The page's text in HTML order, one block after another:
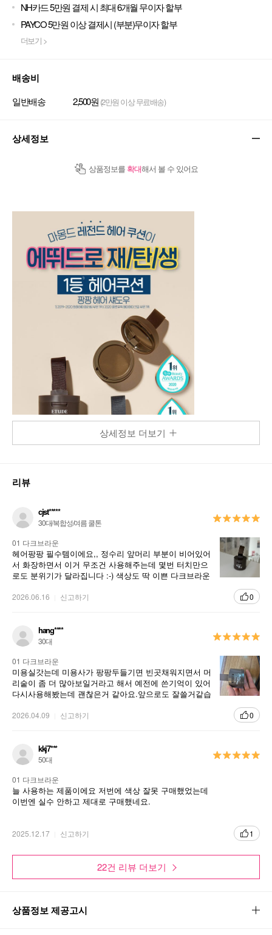
NH카드 5만원 결제 시 최대 6개월 무이자 할부
PAYCO 5만원 이상 결제시 (부분)무이자 할부
더보기 >
배송비
일반배송 2,500원 (2만원 이상 무료배송)
상세정보
상품정보를 확대해서 볼 수 있어요
상세정보 더보기
리뷰
cjst*****
30대/복합성/여름 쿨톤
01 다크브라운
헤어팡팡 필수템이에요,, 정수리 앞머리 부분이 비어있어
서 화장하면서 이거 무조건 사용해주는데 몇번 터치만으
로도 분위기가 달라집니다 :-) 색상도 딱 이쁜 다크브라운
2026.06.16 신고하기 0
hang****
30대
01 다크브라운
미용실갓는데 미용사가 팡팡두들기면 빈곳채워지면서 머
리숱이 좀 더 많아보일거라고 해서 예전에 쓴기억이 있어
다시사용해봤는데 괜찮은거 같아요.앞으로도 잘쓸거같습
2026.04.09 신고하기 0
kkj7***
50대
01 다크브라운
늘 사용하는 제품이에요 저번에 색상 잘못 구매했었는데
이번엔 실수 안하고 제대로 구매했네요.
2025.12.17 신고하기 1
22건 리뷰 더보기
상품정보 제공고시